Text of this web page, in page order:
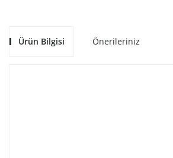
Ürün Bilgisi Önerileriniz